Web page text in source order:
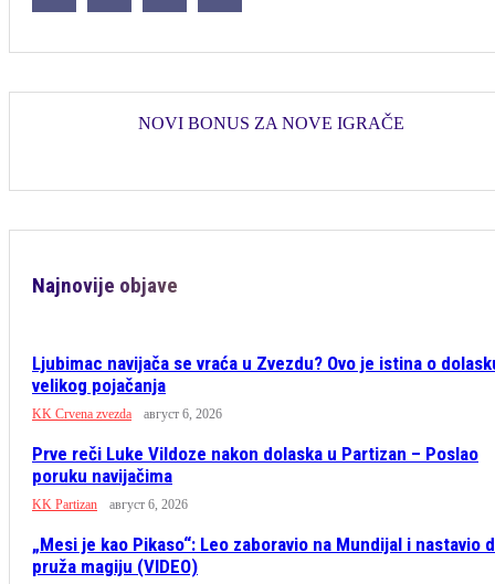
NOVI BONUS ZA NOVE IGRAČE
Najnovije objave
Ljubimac navijača se vraća u Zvezdu? Ovo je istina o
velikog pojačanja
KK Crvena zvezda август 6, 2026
Prve reči Luke Vildoze nakon dolaska u Partizan – Poslao
poruku navijačima
KK Partizan август 6, 2026
„Mesi je kao Pikaso“: Leo zaboravio na Mundijal i nastavio
pruža magiju (VIDEO)